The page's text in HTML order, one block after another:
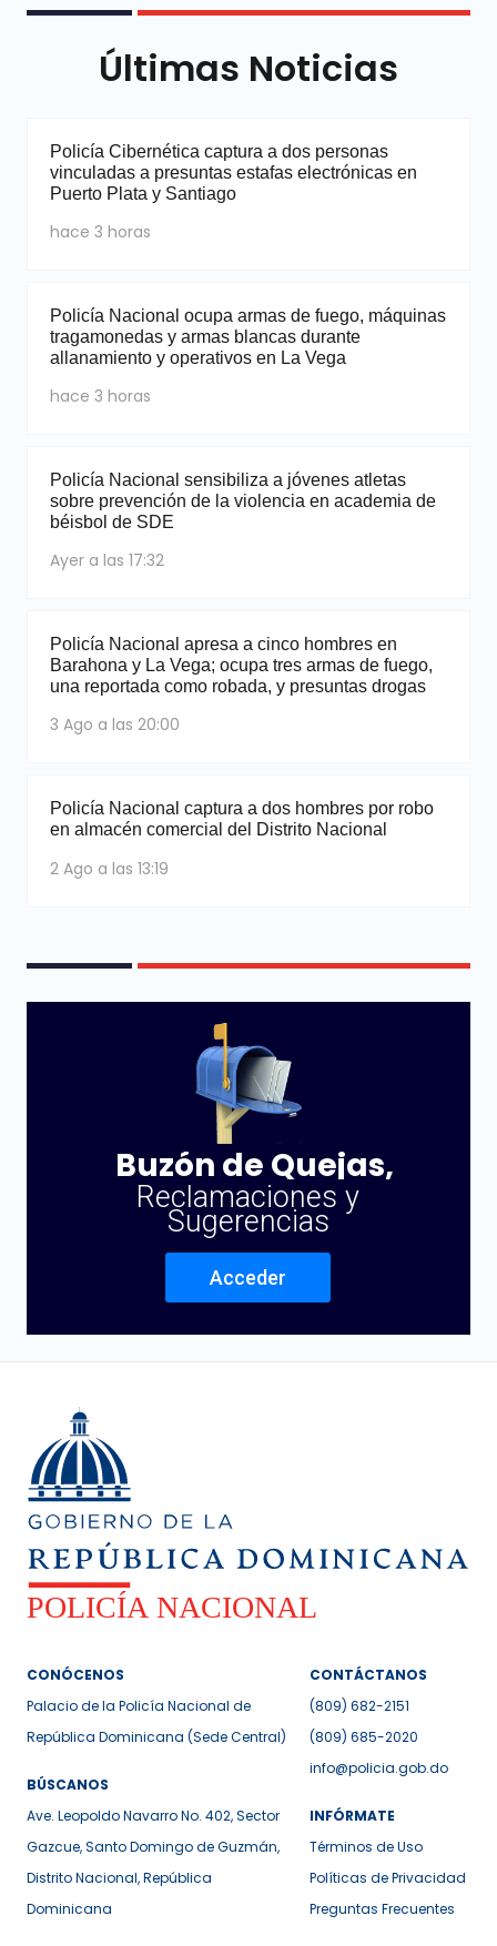
Últimas Noticias
Policía Cibernética captura a dos personas
vinculadas a presuntas estafas electrónicas en
Puerto Plata y Santiago
hace 3 horas
Policía Nacional ocupa armas de fuego, máquinas
tragamonedas y armas blancas durante
allanamiento y operativos en La Vega
hace 3 horas
Policía Nacional sensibiliza a jóvenes atletas
sobre prevención de la violencia en academia de
béisbol de SDE
Ayer a las 17:32
Policía Nacional apresa a cinco hombres en
Barahona y La Vega; ocupa tres armas de fuego,
una reportada como robada, y presuntas drogas
3 Ago a las 20:00
Policía Nacional captura a dos hombres por robo
en almacén comercial del Distrito Nacional
2 Ago a las 13:19
Buzón de Quejas,
Reclamaciones y
Sugerencias
Acceder
CONÓCENOS
Palacio de la Policía Nacional de
República Dominicana (Sede Central)
BÚSCANOS
Ave. Leopoldo Navarro No. 402, Sector
Gazcue, Santo Domingo de Guzmán,
Distrito Nacional, República
Dominicana
CONTÁCTANOS
(809) 682-2151
(809) 685-2020
info@policia.gob.do
INFÓRMATE
Términos de Uso
Políticas de Privacidad
Preguntas Frecuentes